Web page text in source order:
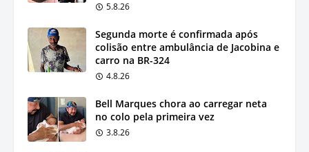
5.8.26
Segunda morte é confirmada após
colisão entre ambulância de Jacobina e
carro na BR-324
4.8.26
Bell Marques chora ao carregar neta
no colo pela primeira vez
3.8.26